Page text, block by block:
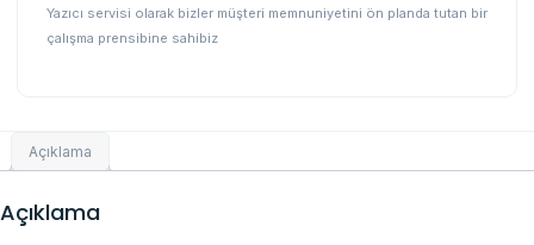
Yazıcı servisi olarak bizler müşteri memnuniyetini ön planda tutan bir
çalışma prensibine sahibiz
Açıklama
Açıklama